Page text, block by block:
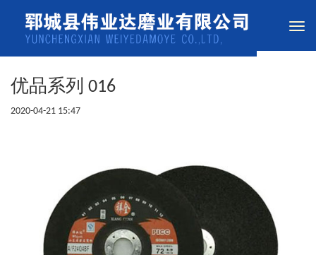
优品系列 016
2020-04-21 15:47